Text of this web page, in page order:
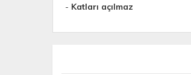
- Katları açılmaz